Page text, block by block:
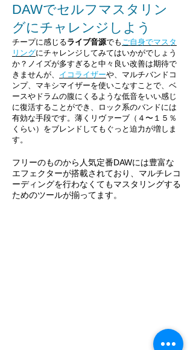
DAWでセルフマスタリン
グにチャレンジしよう
チープに感じるライブ音源でも ご自身でマスタ
リングにチャレンジしてみてはいかがでしょう
か？ノイズが多すぎると中々良い改善は期待で
きませんが、 イコライザーや、マルチバンドコ
ンプ、マキシマイザーを使いこなすことで、ベ
ースやドラムの腹にくるような低音をいい感じ
に復活することができ、ロック系のバンドには
有効な手段です。薄くリヴァーブ（４〜１５％
くらい）をブレンドしてもぐっと迫力が増しま
す。
フリーのものから人気定番DAWには豊富な
エフェクターが搭載されており、マルチレコ
ーディングを行わなくてもマスタリングする
ためのツールが揃ってます。